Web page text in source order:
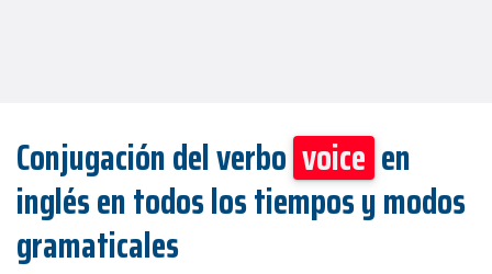
Conjugación del verbo voice en
inglés en todos los tiempos y modos
gramaticales